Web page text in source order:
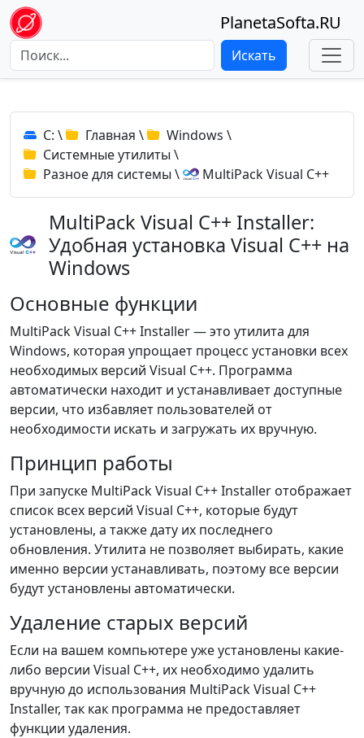
PlanetaSofta.RU
Искать
C: \ Главная \ Windows \
Системные утилиты \
Разное для системы \ MultiPack Visual C++
MultiPack Visual C++ Installer:
Удобная установка Visual C++ на
Windows
Основные функции
MultiPack Visual C++ Installer — это утилита для
Windows, которая упрощает процесс установки всех
необходимых версий Visual C++. Программа
автоматически находит и устанавливает доступные
версии, что избавляет пользователей от
необходимости искать и загружать их вручную.
Принцип работы
При запуске MultiPack Visual C++ Installer отображает
список всех версий Visual C++, которые будут
установлены, а также дату их последнего
обновления. Утилита не позволяет выбирать, какие
именно версии устанавливать, поэтому все версии
будут установлены автоматически.
Удаление старых версий
Если на вашем компьютере уже установлены какие-
либо версии Visual C++, их необходимо удалить
вручную до использования MultiPack Visual C++
Installer, так как программа не предоставляет
функции удаления.